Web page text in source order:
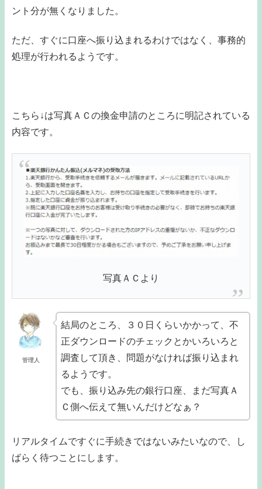
ント分が無くなりました。
ただ、すぐに口座へ振り込まれるわけではなく、事務的
処理が行われるようです。
こちら↓は写真ＡＣの換金申請のところに明記されている
内容です。
写真ＡＣより
管理人
結局のところ、３０日くらいかかって、不
正ダウンロードのチェックとかいろいろと
調査して頂き、問題がなければ振り込まれ
るようです。
でも、振り込み先の銀行口座、まだ写真Ａ
Ｃ側へ伝えて無いんだけどなぁ？
リアルタイムですぐに手続きではないみたいなので、し
ばらく待つことにします。